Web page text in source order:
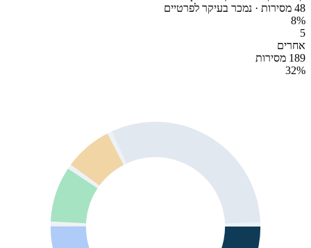
48 מסירות · נמכר בעיקר לפרטיים
8%
5
אחרים
189 מסירות
32%